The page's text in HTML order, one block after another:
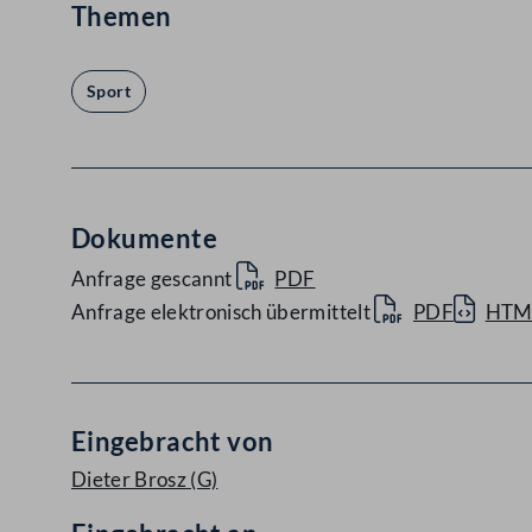
Themen
Sport
Dokumente
Anfrage gescannt
PDF
Anfrage elektronisch übermittelt
PDF
Eingebracht von
Dieter Brosz(G)